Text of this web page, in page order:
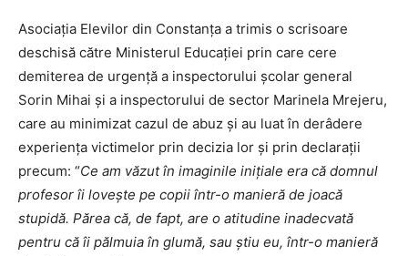
Asociația Elevilor din Constanța a trimis o scrisoare
deschisă către Ministerul Educației prin care cere
demiterea de urgență a inspectorului școlar general
Sorin Mihai și a inspectorului de sector Marinela Mrejeru,
care au minimizat cazul de abuz și au luat în derâdere
experiența victimelor prin decizia lor și prin declarații
precum: “Ce am văzut în imaginile inițiale era că domnul
profesor îi lovește pe copii într-o manieră de joacă
stupidă. Părea că, de fapt, are o atitudine inadecvată
pentru că îi pălmuia în glumă, sau știu eu, într-o manieră